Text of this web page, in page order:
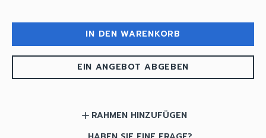
IN DEN WARENKORB
EIN ANGEBOT ABGEBEN
add RAHMEN HINZUFÜGEN